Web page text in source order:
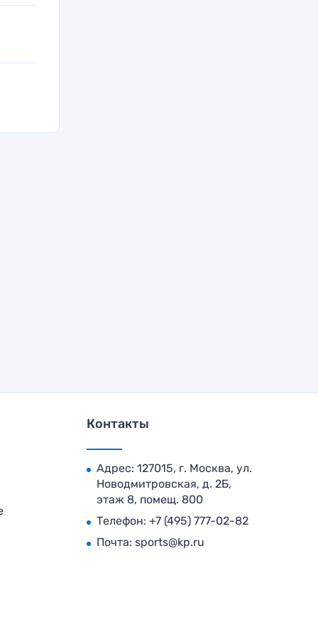
Контакты
Адрес: 127015, г. Москва, ул.
Новодмитровская, д. 2Б,
этаж 8, помещ. 800
Телефон: +7 (495) 777-02-82
Почта: sports@kp.ru